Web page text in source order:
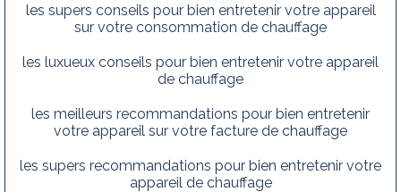
les supers conseils pour bien entretenir votre appareil
sur votre consommation de chauffage
les luxueux conseils pour bien entretenir votre appareil
de chauffage
les meilleurs recommandations pour bien entretenir
votre appareil sur votre facture de chauffage
les supers recommandations pour bien entretenir votre
appareil de chauffage